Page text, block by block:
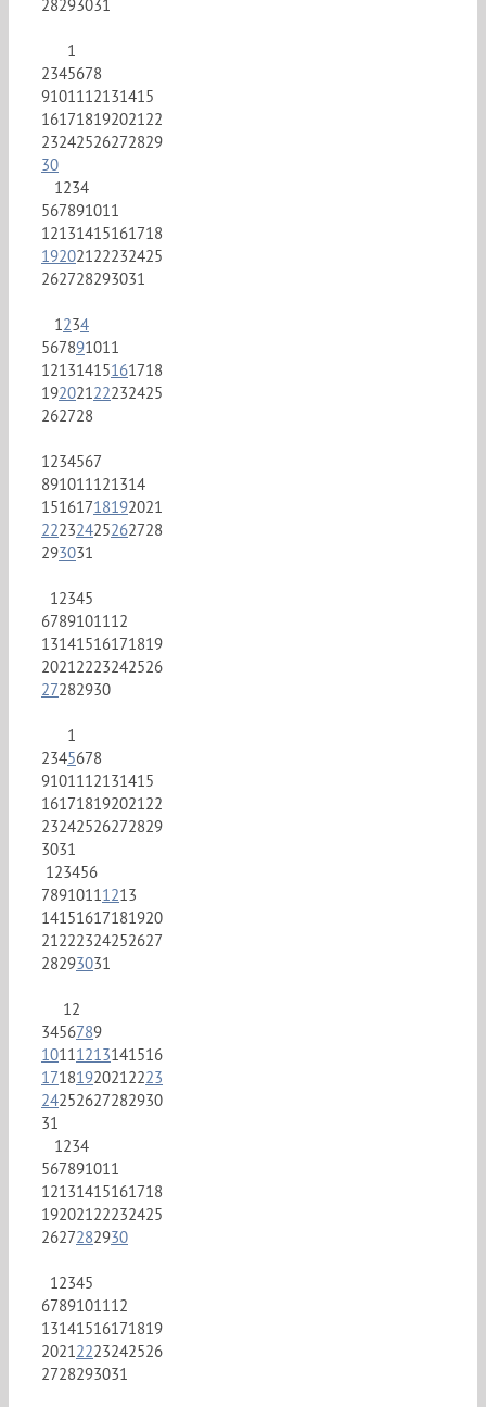
28293031
1
2345678
91011 12131415
161718192021 22
23242526272829
30
1 234
567891011
12131415161718
192021 22232425
262728293031
1 234
567891011
12131415161718
192021 22232425
262728
1 234567
891011 121314
15161718192021
22232425262728
293031
1 2345
67891011 12
13141516171819
2021 2223242526
27282930
1
2345678
91011 12131415
161718192021 22
23242526272829
3031
1 23456
7891011 1213
14151617181920
21 222324252627
28293031
1 2
3456789
1011 1213141516
1718192021 2223
24252627282930
31
1 234
567891011
12131415161718
192021 22232425
2627282930
1 2345
67891011 12
13141516171819
2021 2223242526
2728293031